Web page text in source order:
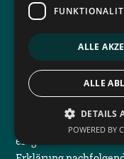
Besuch unserer
Welche Daten
Mit Zählpixeln
Logfiles erfasst
der gesamten
werden Zählpixel
eingesetzt. Über
ALLE
ALLE
DETAILS
POWERED BY